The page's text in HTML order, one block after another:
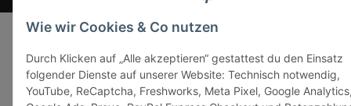
Wie wir Cookies & Co nutzen
Durch Klicken auf „Alle akzeptieren“ gestattest du den Einsatz
folgender Dienste auf unserer Website: Technisch notwendig,
YouTube, ReCaptcha, Freshworks, Meta Pixel, Google